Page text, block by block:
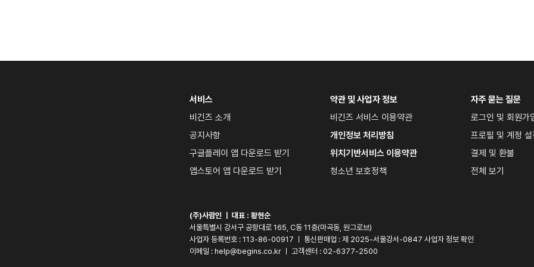
서비스
비긴즈 소개
공지사항
구글플레이 앱 다운로드 받기
앱스토어 앱 다운로드 받기
약관 및 사업자 정보
비긴즈 서비스 이용약관
개인정보 처리방침
위치기반서비스 이용약관
청소년 보호정책
자주 묻는 질문
로그인 및 회원가
프로필 및 계정 설
결제 및 환불
전체 보기
(주)사람인 ㅣ 대표 : 황현순
서울특별시 강서구 공항대로 165, C동 11층(마곡동, 원그로브)
사업자 등록번호 : 113-86-00917 ㅣ 통신판매업 : 제 2025-서울강서-0847 사업자 정보 확인
이메일 : help@begins.co.kr ㅣ 고객센터 : 02-6377-2500